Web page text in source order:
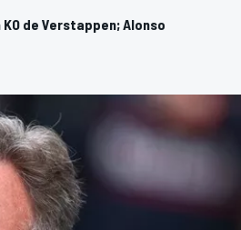
de Verstappen; Alonso